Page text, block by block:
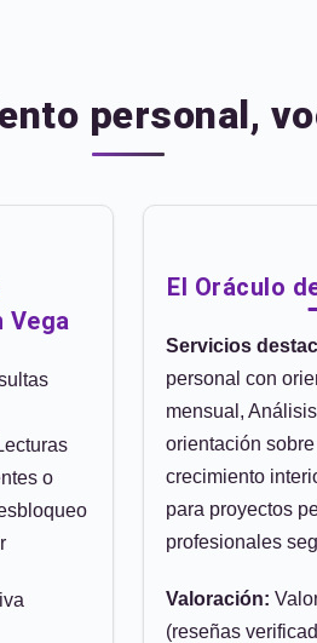
personal,
Vega
o
El Oráculo
Servicios
personal con
mensual,
orientación
crecimiento
para proyectos
profesionales
Valoración:
(reseñas